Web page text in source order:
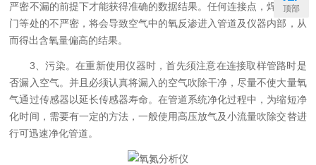
严密不漏的前提下才能获得准确的数据结果。任何连接点，焊点，阀
门等处的不严密，将会导致空气中的氧反渗进入管道及仪器内部，从
而得出含氧量偏高的结果。
3、污染。在重新使用仪器时，首先须注意在连接取样管路时是
否漏入空气。并且必须认真将漏入的空气吹除干净，尽量不使大量氧
气通过传感器以延长传感器寿命。在管道系统净化过程中，为缩短净
化时间，需要有一定的方法，一般使用高压放气及小流量吹除交替进
行可迅速净化管道。
顶部